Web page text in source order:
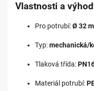
Vlastnosti a
Pro potrubí:Ø 32
Typ:mechanická/
Tlaková třída:
Materiál potrubí: